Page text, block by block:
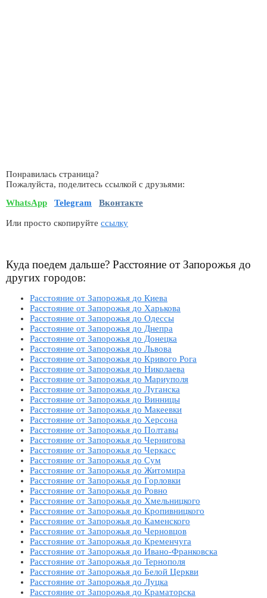
Понравилась страница?
Пожалуйста, поделитесь ссылкой с друзьями:
WhatsApp
Telegram Вконтакте
Или просто скопируйте ссылку
Куда поедем дальше? Расстояние от Запорожья до
других городов:
Расстояние от Запорожья до Киева
Расстояние от Запорожья до Харькова
Расстояние от Запорожья до Одессы
Расстояние от Запорожья до Днепра
Расстояние от Запорожья до Донецка
Расстояние от Запорожья до Львова
Расстояние от Запорожья до Кривого Рога
Расстояние от Запорожья до Николаева
Расстояние от Запорожья до Мариуполя
Расстояние от Запорожья до Луганска
Расстояние от Запорожья до Винницы
Расстояние от Запорожья до Макеевки
Расстояние от Запорожья до Херсона
Расстояние от Запорожья до Полтавы
Расстояние от Запорожья до Чернигова
Расстояние от Запорожья до Черкасс
Расстояние от Запорожья до Сум
Расстояние от Запорожья до Житомира
Расстояние от Запорожья до Горловки
Расстояние от Запорожья до Ровно
Расстояние от Запорожья до Хмельницкого
Расстояние от Запорожья до Кропивницкого
Расстояние от Запорожья до Каменского
Расстояние от Запорожья до Черновцов
Расстояние от Запорожья до Кременчуга
Расстояние от Запорожья до Ивано-Франковска
Расстояние от Запорожья до Тернополя
Расстояние от Запорожья до Белой Церкви
Расстояние от Запорожья до Луцка
Расстояние от Запорожья до Краматорска